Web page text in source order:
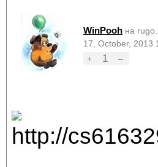
WinPooh на
17, October, 2013
+
1 –